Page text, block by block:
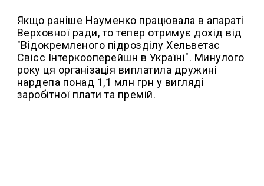
Якщо раніше Науменко працювала в апараті
Верховної ради, то тепер отримує дохід від
"Відокремленого підрозділу Хельветас
Свісс Інтеркооперейшн в Україні". Минулого
року ця організація виплатила дружині
нардепа понад 1,1 млн грн у вигляді
заробітної плати та премій.